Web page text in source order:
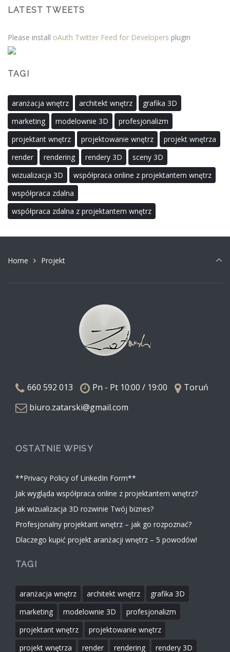
LATEST TWEETS
Please install oAuth Twitter Feed for Developers plugin
TAGI
aranżacja wnętrz architekt wnętrz
grafika 3D
marketing
modelownie 3D
profesjonalizm
projektant wnętrz
projektowanie wnętrz
projekt wnętrza
render
rendering rendery 3D
sceny 3D
wizualizacja 3D
współpraca online z projektantem wnętrz
współpraca zdalna
współpraca zdalna z projektantem wnętrz
Home Projekt
660 592 013 Pn - Pt 10:00 / 19:00
Toruń
biuro.zatarski@gmail.com
OSTATNIE WPISY
**Privacy Policy of LinkedIn Form**
Jak wygląda współpraca online z projektantem wnętrz?
Jak wizualizacja 3D rozwinie Twój biznes?
Profesjonalny projektant wnętrz – jak go rozpoznać?
Dlaczego kupić projekt aranżacji wnętrz – 5 powodów!
TAGI
aranżacja wnętrz architekt wnętrz
grafika 3D
marketing
modelownie 3D
profesjonalizm
projektant wnętrz
projektowanie wnętrz
projekt wnętrza
render rendering rendery 3D